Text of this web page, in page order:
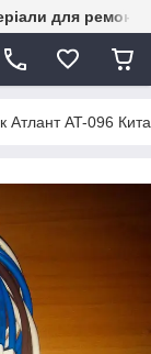
для ремонту
Атлант AT-096